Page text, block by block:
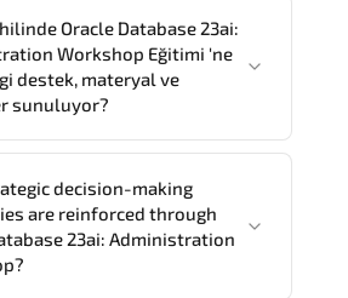
için Müşteri Temsilciniz ile
geçebilirsiniz.
Eğitimi
" eğitimlerimiz grup
olarak5gün sürmektedir.
Oracle Database 23ai:
Workshop Eğitimi 'ne
destek, materyal ve
sunuluyor?
Eğitimi'nin paket içeriği şunları
materyalleri, Eğitmen
decision-making
are reinforced through
23ai: Administration